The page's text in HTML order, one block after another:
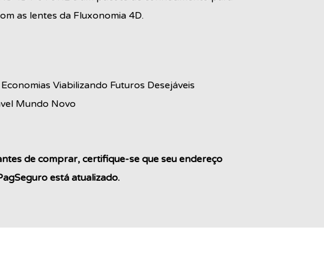
as lentes da Fluxonomia 4D.
Viabilizando Futuros Desejáveis
Mundo Novo
de comprar, certifique-se que seu endereço
está atualizado.